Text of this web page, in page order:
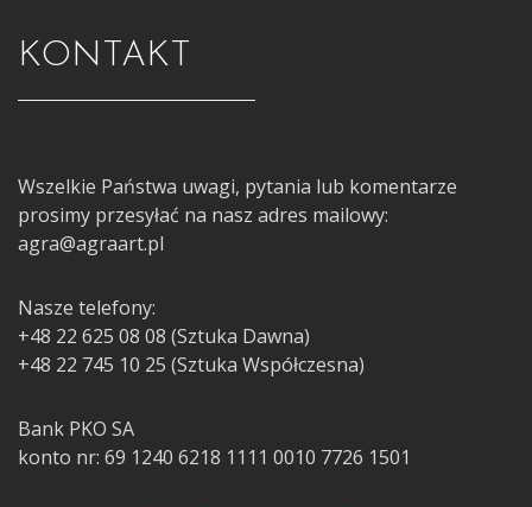
KONTAKT
Wszelkie Państwa uwagi, pytania lub komentarze
prosimy przesyłać na nasz adres mailowy:
agra@agraart.pl
Nasze telefony:
+48 22 625 08 08 (Sztuka Dawna)
+48 22 745 10 25 (Sztuka Współczesna)
Bank PKO SA
konto nr: 69 1240 6218 1111 0010 7726 1501